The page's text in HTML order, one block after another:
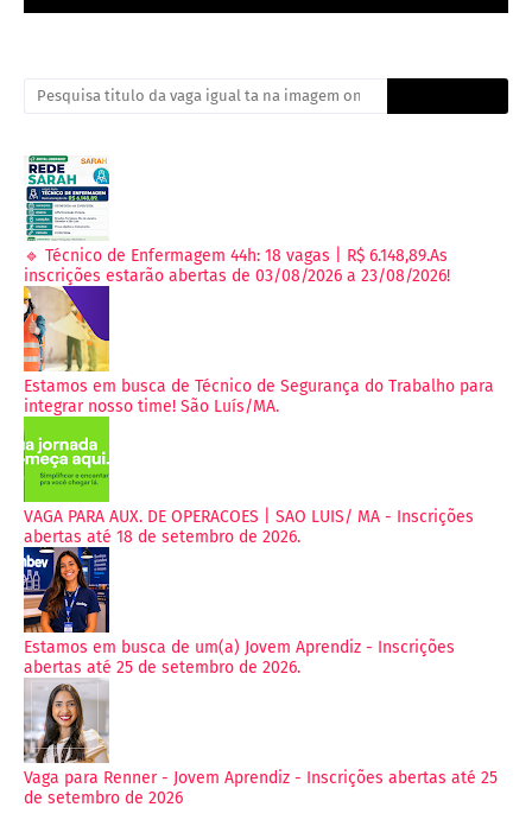
🔹 Técnico de Enfermagem 44h: 18 vagas | R$ 6.148,89.As
inscrições estarão abertas de 03/08/2026 a 23/08/2026!
Estamos em busca de Técnico de Segurança do Trabalho para
integrar nosso time! São Luís/MA.
VAGA PARA AUX. DE OPERACOES | SAO LUIS/ MA - Inscrições
abertas até 18 de setembro de 2026.
Estamos em busca de um(a) Jovem Aprendiz - Inscrições
abertas até 25 de setembro de 2026.
Vaga para Renner - Jovem Aprendiz - Inscrições abertas até 25
de setembro de 2026